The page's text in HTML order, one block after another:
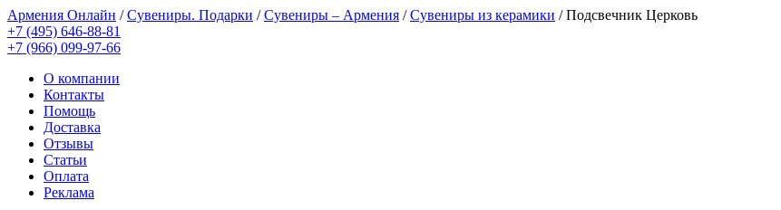
Армения Онлайн /Сувениры. Подарки /Сувениры – Армения /Сувениры из керамики /Подсвечник Церковь
+7 (495) 646-88-81
+7 (966) 099-97-66
О компании
Контакты
Помощь
Доставка
Отзывы
Статьи
Оплата
Реклама